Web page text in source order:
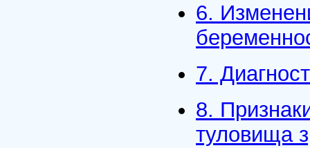
6.
7.
8.
туловища